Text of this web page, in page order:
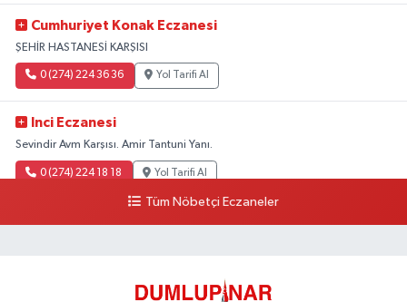
Cumhuriyet Konak Eczanesi
ŞEHİR HASTANESİ KARŞISI
0 (274) 224 36 36 Yol Tarifi Al
Inci Eczanesi
Sevindir Avm Karşısı. Amir Tantuni Yanı.
0 (274) 224 18 18 Yol Tarifi Al
Tüm Nöbetçi Eczaneler